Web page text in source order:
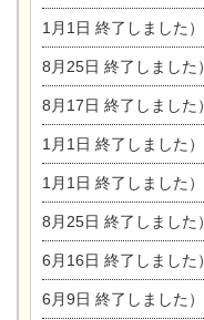
1月1日 終了しました
8月25日 終了しました
8月17日 終了しました）東
1月1日 終了しました）
1月1日 終了しました）履
8月25日 終了しました）レンタ
6月16日 終了しました
6月9日 終了しました）